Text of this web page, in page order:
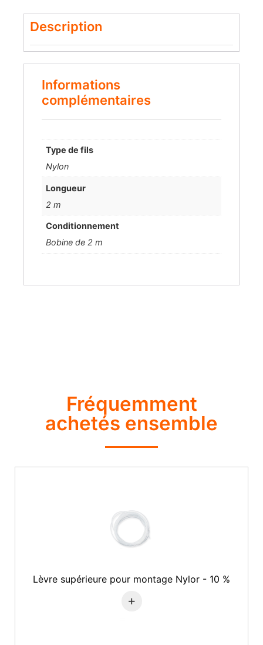
Description
Informations
complémentaires
Type de fils
Nylon
Longueur
2 m
Conditionnement
Bobine de 2 m
Fréquemment
achetés ensemble
Lèvre supérieure pour montage Nylor - 10 %
+